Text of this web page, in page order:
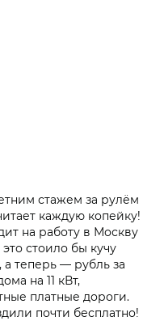
стажем за рулём
каждую копейку!
на работу в Москву
стоило бы кучу
а теперь — рубль за
на 11 кВт,
платные дороги.
почти бесплатно!